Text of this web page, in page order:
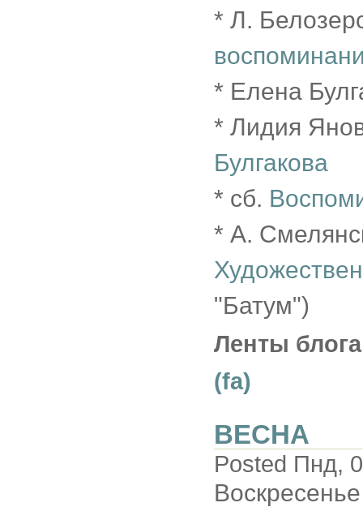
* Л.
* Елена
* Лидия
Булгакова
* сб.
* А.
"Батум")
Ленты
(fa)
ВЕСНА
Posted Пнд,